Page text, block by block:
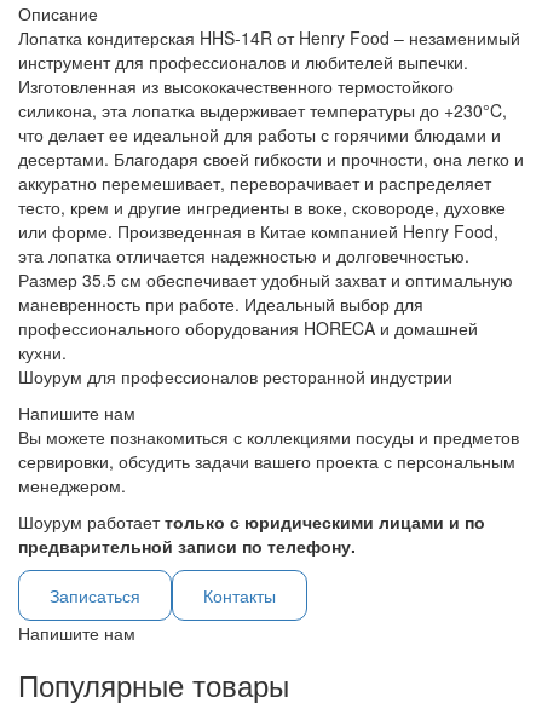
Описание
Лопатка кондитерская HHS-14R от Henry Food – незаменимый
инструмент для профессионалов и любителей выпечки.
Изготовленная из высококачественного термостойкого
силикона, эта лопатка выдерживает температуры до +230°C,
что делает ее идеальной для работы с горячими блюдами и
десертами. Благодаря своей гибкости и прочности, она легко и
аккуратно перемешивает, переворачивает и распределяет
тесто, крем и другие ингредиенты в воке, сковороде, духовке
или форме. Произведенная в Китае компанией Henry Food,
эта лопатка отличается надежностью и долговечностью.
Размер 35.5 см обеспечивает удобный захват и оптимальную
маневренность при работе. Идеальный выбор для
профессионального оборудования HORECA и домашней
кухни.
Шоурум для профессионалов ресторанной индустрии
Напишите нам
Вы можете познакомиться с коллекциями посуды и предметов
сервировки, обсудить задачи вашего проекта с персональным
менеджером.
Шоурум работаеттолько с юридическими лицами и по
предварительной записи по телефону.
Записаться
Контакты
Напишите нам
Популярные товары